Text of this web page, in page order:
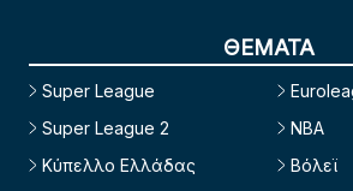
ΘΕΜΑΤΑ
Super League
Super League 2
Κύπελλο Ελλάδας
NBA
Βόλεϊ